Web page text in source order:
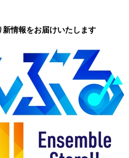
情報をお届けいたします